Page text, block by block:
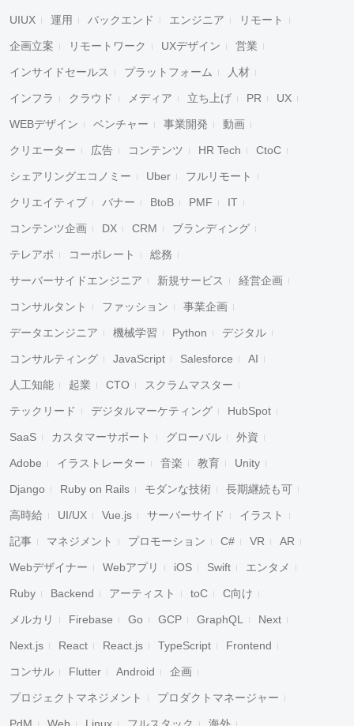
UIUX 運用 バックエンド エンジニア リモート
企画立案 リモートワーク UXデザイン 営業
インサイドセールス プラットフォーム 人材
インフラ クラウド メディア 立ち上げ PR UX
WEBデザイン ベンチャー 事業開発 動画
クリエーター 広告 コンテンツ HR Tech CtoC
シェアリングエコノミー Uber フルリモート
クリエイティブ バナー BtoB PMF IT
コンテンツ企画 DX CRM ブランディング
テレアポ コーポレート 総務
サーバーサイドエンジニア 新規サービス 経営企画
コンサルタント ファッション 事業企画
データエンジニア 機械学習 Python デジタル
コンサルティング JavaScript Salesforce AI
人工知能 起業 CTO スクラムマスター
テックリード デジタルマーケティング HubSpot
SaaS カスタマーサポート グローバル 外資
Adobe イラストレーター 音楽 教育 Unity
Django Ruby on Rails モダンな技術 長期継続も可
高時給 UI/UX Vue.js サーバーサイド イラスト
記事 マネジメント プロモーション C# VR AR
Webデザイナー Webアプリ iOS Swift エンタメ
Ruby Backend アーティスト toC C向け
メルカリ Firebase Go GCP GraphQL Next
Next.js React React.js TypeScript Frontend
コンサル Flutter Android 企画
プロジェクトマネジメント プロダクトマネージャー